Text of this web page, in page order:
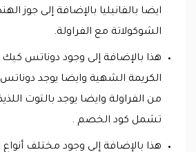
ايضا بالفانيليا بالإضافة إلى جوز
الشوكولاتة مع الفراولة.
هذا بالإضافة إلى وجود دوناتس كيك
الكريمة الشهية وايضا يوجد
من الفراولة وايضا يوجد بالتوت
تشمل كود الخصم .
هذا بالإضافة إلى وجود مختلف أنواع